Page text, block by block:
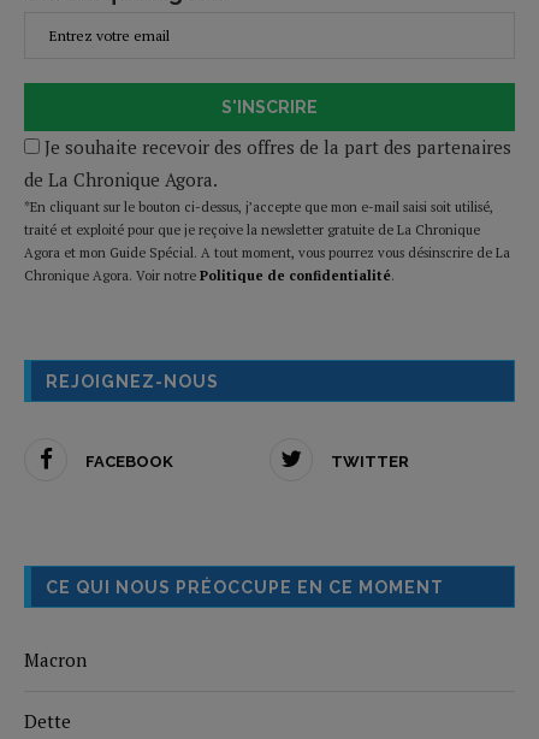
S'INSCRIRE
Je souhaite recevoir des offres de la part des partenaires
de La Chronique Agora.
*En cliquant sur le bouton ci-dessus, j’accepte que mon e-mail saisi soit utilisé,
traité et exploité pour que je reçoive la newsletter gratuite de La Chronique
Agora et mon Guide Spécial. A tout moment, vous pourrez vous désinscrire de La
Chronique Agora. Voir notre Politique de confidentialité.
REJOIGNEZ-NOUS
FACEBOOK TWITTER
CE QUI NOUS PRÉOCCUPE EN CE MOMENT
Macron
Dette